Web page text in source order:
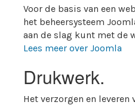
Voor de basis van een
het beheersysteem
aan de slag kunt met de
Lees meer over Joomla
Drukwerk.
Het verzorgen en